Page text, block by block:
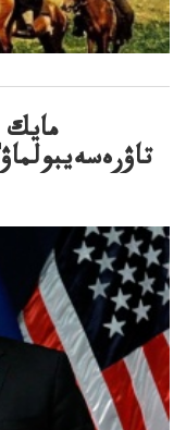
مايك